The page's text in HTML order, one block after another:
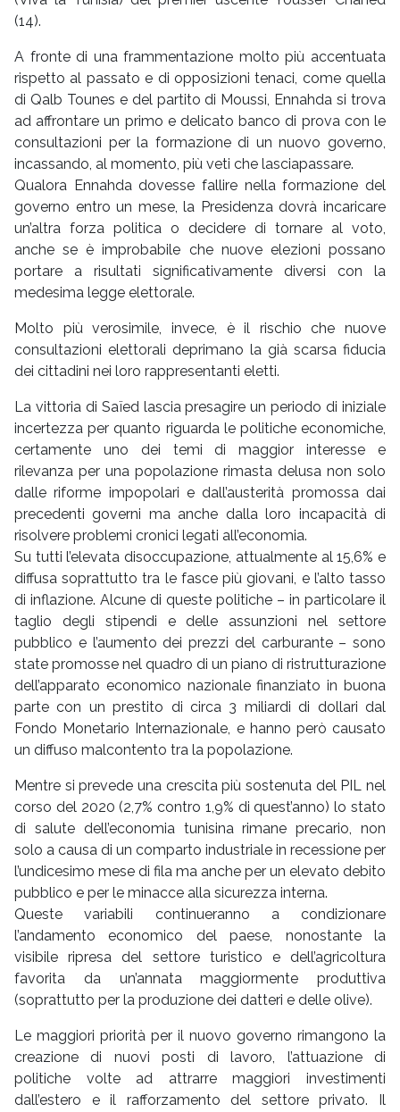
(14).
A fronte di una frammentazione molto più accentuata
rispetto al passato e di opposizioni tenaci, come quella
di Qalb Tounes e del partito di Moussi, Ennahda si trova
ad affrontare un primo e delicato banco di prova con le
consultazioni per la formazione di un nuovo governo,
incassando, al momento, più veti che lasciapassare.
Qualora Ennahda dovesse fallire nella formazione del
governo entro un mese, la Presidenza dovrà incaricare
un’altra forza politica o decidere di tornare al voto,
anche se è improbabile che nuove elezioni possano
portare a risultati significativamente diversi con la
medesima legge elettorale.
Molto più verosimile, invece, è il rischio che nuove
consultazioni elettorali deprimano la già scarsa fiducia
dei cittadini nei loro rappresentanti eletti.
La vittoria di Saïed lascia presagire un periodo di iniziale
incertezza per quanto riguarda le politiche economiche,
certamente uno dei temi di maggior interesse e
rilevanza per una popolazione rimasta delusa non solo
dalle riforme impopolari e dall’austerità promossa dai
precedenti governi ma anche dalla loro incapacità di
risolvere problemi cronici legati all’economia.
Su tutti l’elevata disoccupazione, attualmente al 15,6% e
diffusa soprattutto tra le fasce più giovani, e l’alto tasso
di inflazione. Alcune di queste politiche – in particolare il
taglio degli stipendi e delle assunzioni nel settore
pubblico e l’aumento dei prezzi del carburante – sono
state promosse nel quadro di un piano di ristrutturazione
dell’apparato economico nazionale finanziato in buona
parte con un prestito di circa 3 miliardi di dollari dal
Fondo Monetario Internazionale, e hanno però causato
un diffuso malcontento tra la popolazione.
Mentre si prevede una crescita più sostenuta del PIL nel
corso del 2020 (2,7% contro 1,9% di quest’anno) lo stato
di salute dell’economia tunisina rimane precario, non
solo a causa di un comparto industriale in recessione per
l’undicesimo mese di fila ma anche per un elevato debito
pubblico e per le minacce alla sicurezza interna.
Queste variabili continueranno a condizionare
l’andamento economico del paese, nonostante la
visibile ripresa del settore turistico e dell’agricoltura
favorita da un’annata maggiormente produttiva
(soprattutto per la produzione dei datteri e delle olive).
Le maggiori priorità per il nuovo governo rimangono la
creazione di nuovi posti di lavoro, l’attuazione di
politiche volte ad attrarre maggiori investimenti
dall’estero e il rafforzamento del settore privato. Il